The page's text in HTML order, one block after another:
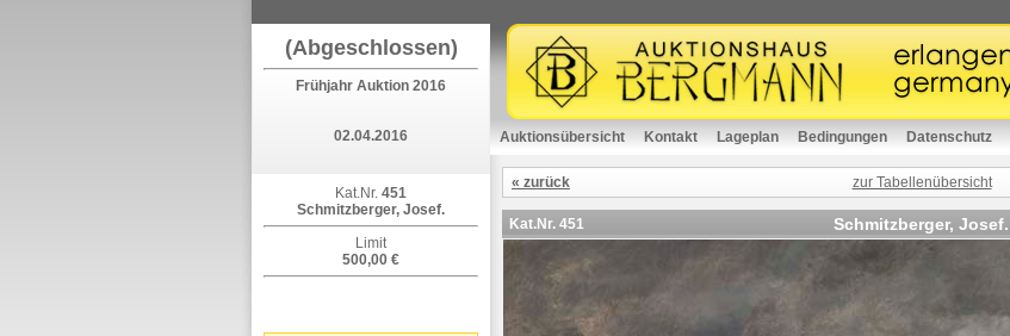
(Abgeschlossen)
Frühjahr Auktion 2016
02.04.2016
Kat.Nr. 451
Schmitzberger, Josef.
Limit
500,00 €
Auktionsübersicht Kontakt Lageplan Bedingungen Datenschutz
« zurück zur Tabellenübersicht
Kat.Nr. 451 Schmitzberger, Josef.